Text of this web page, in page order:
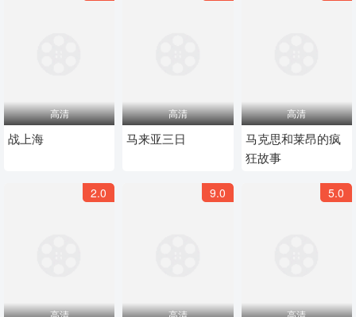
高清
战上海
高清
马来亚三日
高清
马克思和莱昂的疯
狂故事
2.0
高清
9.0
高清
5.0
高清